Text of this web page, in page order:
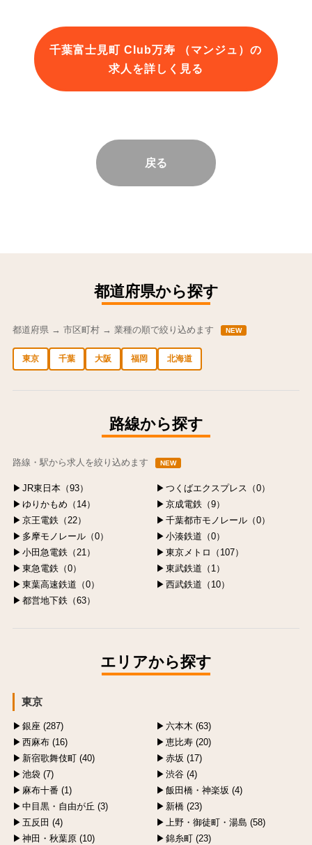
千葉富士見町 Club万寿 （マンジュ）の
求人を詳しく見る
戻る
都道府県から探す
都道府県 → 市区町村 → 業種の順で絞り込めます NEW
東京 千葉 大阪 福岡 北海道
路線から探す
路線・駅から求人を絞り込めます NEW
JR東日本（93）
つくばエクスプレス（0）
ゆりかもめ（14）
京成電鉄（9）
京王電鉄（22）
千葉都市モノレール（0）
多摩モノレール（0）
小湊鉄道（0）
小田急電鉄（21）
東京メトロ（107）
東急電鉄（0）
東武鉄道（1）
東葉高速鉄道（0）
西武鉄道（10）
都営地下鉄（63）
エリアから探す
東京
銀座 (287)
六本木 (63)
西麻布 (16)
恵比寿 (20)
新宿歌舞伎町 (40)
赤坂 (17)
池袋 (7)
渋谷 (4)
麻布十番 (1)
飯田橋・神楽坂 (4)
中目黒・自由が丘 (3)
新橋 (23)
五反田 (4)
上野・御徒町・湯島 (58)
神田・秋葉原 (10)
錦糸町 (23)